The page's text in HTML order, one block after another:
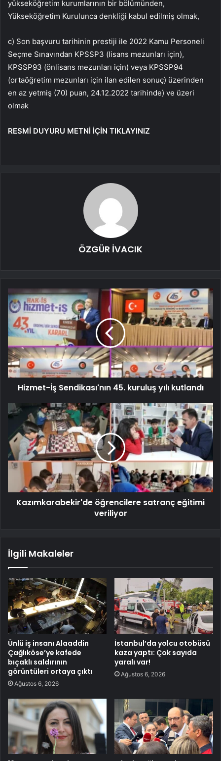
yükseköğretim kurumlarının bir bölümünden,
Yükseköğretim Kurulunca denkliği kabul edilmiş olmak,
c) Son başvuru tarihinin prestiji ile 2022 Kamu Personeli
Seçme Sınavından KPSSP3 (lisans mezunları için),
KPSSP93 (önlisans mezunları için) veya KPSSP94
(ortaöğretim mezunları için ilan edilen sonuç) üzerinden
en az yetmiş (70) puan, 24.12.2022 tarihinde) ve üzeri
olmak
RESMİ DUYURU METNİ İÇİN TIKLAYINIZ
ÖZGÜR İVACIK
Hizmet-İş Sendikası'nın 45. kuruluş yılı kutlandı
Kazımkarabekir'de öğrencilere satranç eğitimi
veriliyor
İlgili Makaleler
Ünlü iş insanı Alaaddin
Çağlıköse’ye kafede
bıçaklı saldırının
görüntüleri ortaya çıktı
Ağustos 6, 2026
İstanbul’da yolcu otobüsü
kaza yaptı: Çok sayıda
yaralı var!
Ağustos 6, 2026